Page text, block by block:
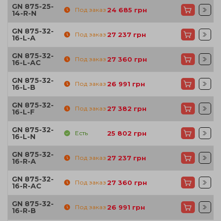
GN 875-25-
14-R-N Под заказ 24 685 грн
GN 875-32-
16-L-A Под заказ 27 237 грн
GN 875-32-
16-L-AC Под заказ 27 360 грн
GN 875-32-
16-L-B Под заказ 26 991 грн
GN 875-32-
16-L-F Под заказ 27 382 грн
GN 875-32-
16-L-N Есть 25 802 грн
GN 875-32-
16-R-A Под заказ 27 237 грн
GN 875-32-
16-R-AC Под заказ 27 360 грн
GN 875-32-
16-R-B Под заказ 26 991 грн